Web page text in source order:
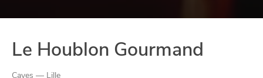
Le Houblon Gourmand
Caves — Lille